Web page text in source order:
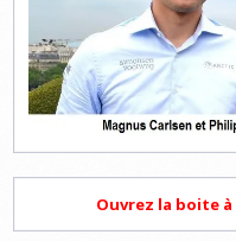
Ouvrez la boite